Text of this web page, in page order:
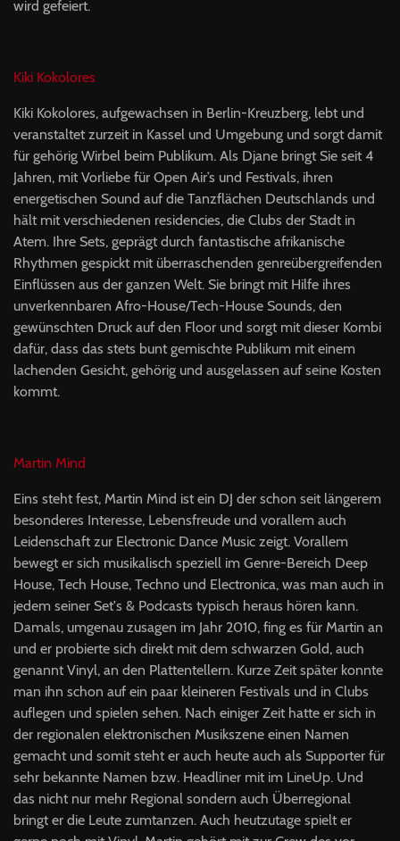
wird gefeiert.
Kiki Kokolores
Kiki Kokolores, aufgewachsen in Berlin-Kreuzberg, lebt und
veranstaltet zurzeit in Kassel und Umgebung und sorgt damit
für gehörig Wirbel beim Publikum. Als Djane bringt Sie seit 4
Jahren, mit Vorliebe für Open Air’s und Festivals, ihren
energetischen Sound auf die Tanzflächen Deutschlands und
hält mit verschiedenen residencies, die Clubs der Stadt in
Atem. Ihre Sets, geprägt durch fantastische afrikanische
Rhythmen gespickt mit überraschenden genreübergreifenden
Einflüssen aus der ganzen Welt. Sie bringt mit Hilfe ihres
unverkennbaren Afro-House/Tech-House Sounds, den
gewünschten Druck auf den Floor und sorgt mit dieser Kombi
dafür, dass das stets bunt gemischte Publikum mit einem
lachenden Gesicht, gehörig und ausgelassen auf seine Kosten
kommt.
Martin Mind
Eins steht fest, Martin Mind ist ein DJ der schon seit längerem
besonderes Interesse, Lebensfreude und vorallem auch
Leidenschaft zur Electronic Dance Music zeigt. Vorallem
bewegt er sich musikalisch speziell im Genre-Bereich Deep
House, Tech House, Techno und Electronica, was man auch in
jedem seiner Set's & Podcasts typisch heraus hören kann.
Damals, umgenau zusagen im Jahr 2010, fing es für Martin an
und er probierte sich direkt mit dem schwarzen Gold, auch
genannt Vinyl, an den Plattentellern. Kurze Zeit später konnte
man ihn schon auf ein paar kleineren Festivals und in Clubs
auflegen und spielen sehen. Nach einiger Zeit hatte er sich in
der regionalen elektronischen Musikszene einen Namen
gemacht und somit steht er auch heute auch als Supporter für
sehr bekannte Namen bzw. Headliner mit im LineUp. Und
das nicht nur mehr Regional sondern auch Überregional
bringt er die Leute zumtanzen. Auch heutzutage spielt er